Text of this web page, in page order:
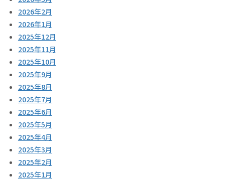
2026年2月
2026年1月
2025年12月
2025年11月
2025年10月
2025年9月
2025年8月
2025年7月
2025年6月
2025年5月
2025年4月
2025年3月
2025年2月
2025年1月